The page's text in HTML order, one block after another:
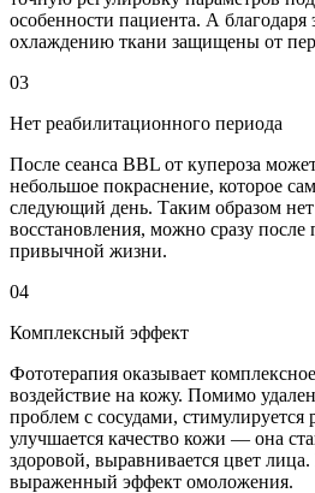
особенности пациента. А
охлаждению ткани защищены от
03
Нет реабилитационного периода
После сеанса BBL от купероза
небольшое покраснение, которое
следующий день. Таким образом нет
восстановления, можно сразу после
привычной жизни.
04
Комплексный эффект
Фототерапия оказывает
воздействие на кожу. Помимо
проблем с сосудами, стимулируется
улучшается качество кожи — она
здоровой, выравнивается цвет
выраженный эффект омоложения.